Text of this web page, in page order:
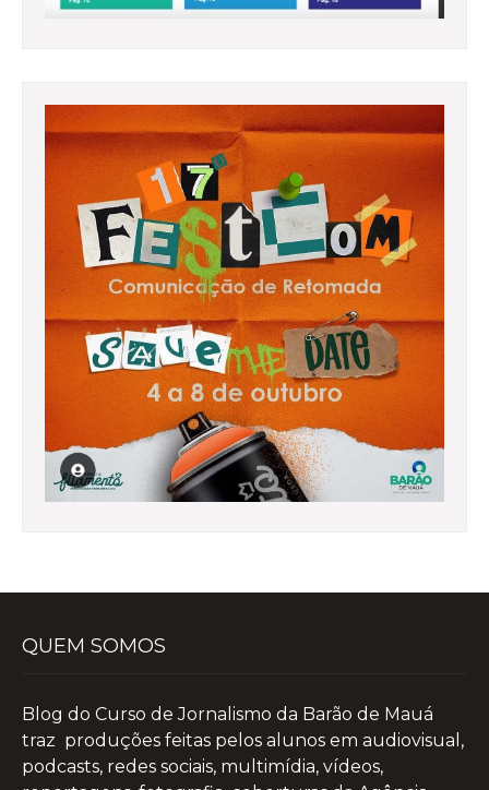
QUEM SOMOS
Blog do Curso de Jornalismo da Barão de Mauá
traz produções feitas pelos alunos em audiovisual,
podcasts, redes sociais, multimídia, vídeos,